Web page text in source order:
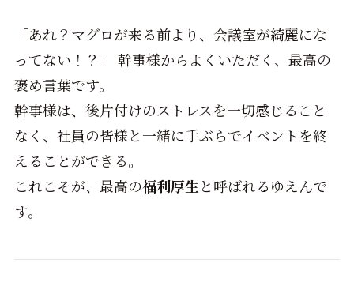
「あれ？マグロが来る前より、会議室が綺麗にな
ってない！？」 幹事様からよくいただく、最高の
褒め言葉です。
幹事様は、後片付けのストレスを一切感じること
なく、社員の皆様と一緒に手ぶらでイベントを終
えることができる。
これこそが、最高の福利厚生と呼ばれるゆえんで
す。